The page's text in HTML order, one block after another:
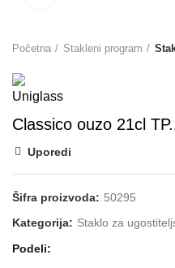
Početna Stakleni program
Classico ouzo 21cl
Uporedi
Šifra proizvoda: 50295
Kategorija: Staklo za
Podeli